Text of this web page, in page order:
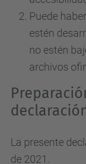
Puede
estén
no estén
archivos
La presente
de 2021.